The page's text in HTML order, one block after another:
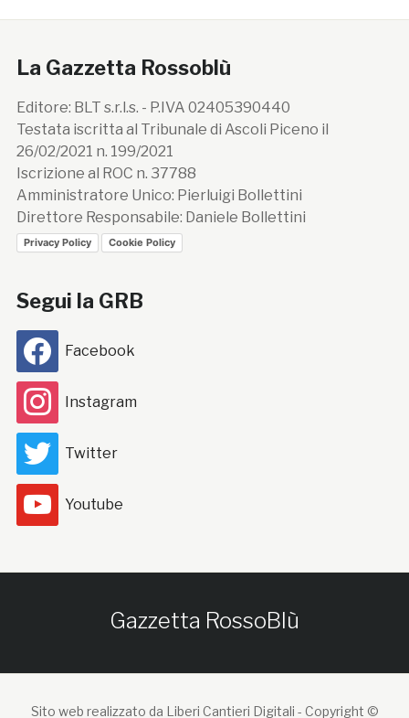
La Gazzetta Rossoblù
Editore: BLT s.r.l.s. - P.IVA 02405390440
Testata iscritta al Tribunale di Ascoli Piceno il
26/02/2021 n. 199/2021
Iscrizione al ROC n. 37788
Amministratore Unico: Pierluigi Bollettini
Direttore Responsabile: Daniele Bollettini
Privacy Policy Cookie Policy
Segui la GRB
Facebook
Instagram
Twitter
Youtube
Gazzetta RossoBlù
Sito web realizzato da Liberi Cantieri Digitali - Copyright ©